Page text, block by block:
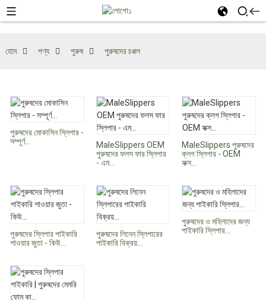
হোম পণ্য পুরুষ পুরুষদের চপ্পল
পুরুষদের মোকাসিন স্লিপার -
সম্পূর্ণ...
MaleSlippers OEM
পুরুষদের ফলস ফার স্লিপার
- এম...
MaleSlippers পুরুষদের
ক্লগ স্লিপার - OEM
ফক্স...
পুরুষদের স্লিপার পাইকারি
শাওয়ার জুতা - কিউ...
পুরুষদের লিনেন স্লিপারের
পাইকারি বিক্রয়...
পুরুষদের ও মহিলাদের জন্য
পাইকারি স্লিপার...